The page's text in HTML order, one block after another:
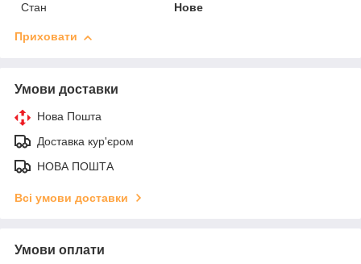
Стан
Нове
Приховати
Умови доставки
Нова Пошта
Доставка кур'єром
НОВА ПОШТА
Всі умови доставки
Умови оплати